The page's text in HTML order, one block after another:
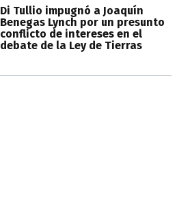
Di Tullio impugnó a Joaquín
Benegas Lynch por un presunto
conflicto de intereses en el
debate de la Ley de Tierras